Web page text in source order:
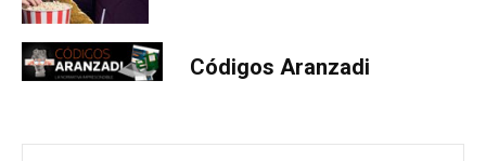
Códigos Aranzadi